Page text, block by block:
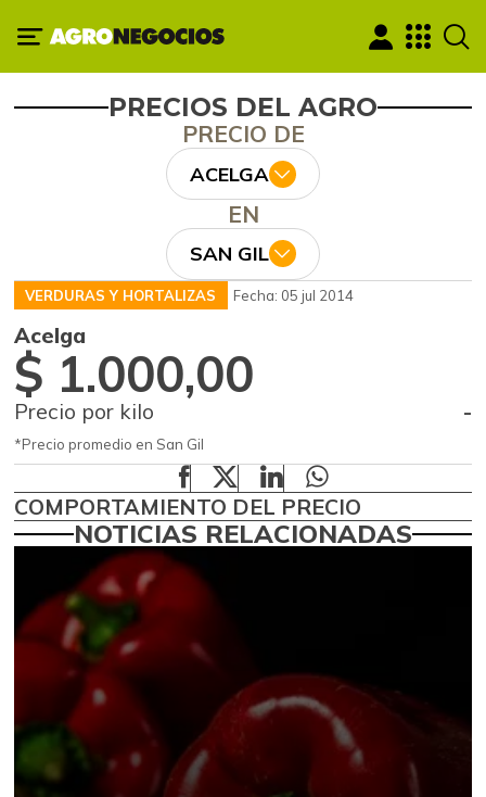
PRECIOS DEL AGRO
PRECIO DE
ACELGA
EN
SAN GIL
VERDURAS Y HORTALIZAS Fecha: 05 jul 2014
Acelga
$ 1.000,00
Precio por kilo -
*Precio promedio en San Gil
COMPORTAMIENTO DEL PRECIO
NOTICIAS RELACIONADAS